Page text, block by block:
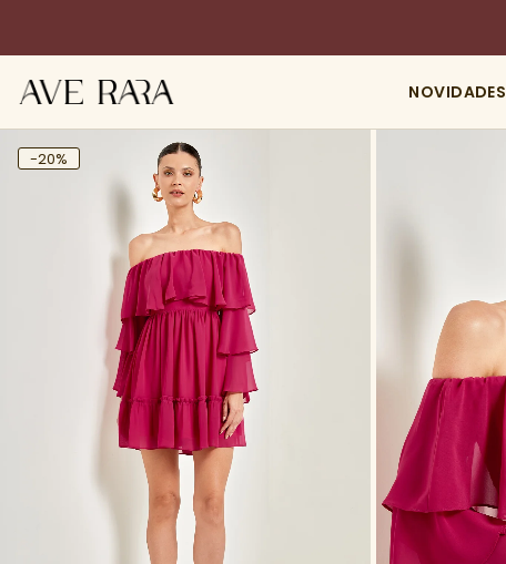
NOVIDADES
-20%